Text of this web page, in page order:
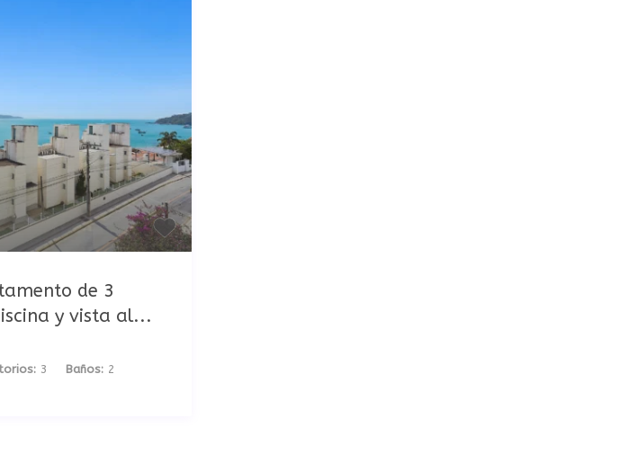
de 3
y vista al...
3 Baños: 2